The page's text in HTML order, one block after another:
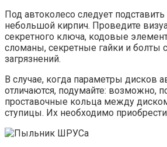
Под автоколесо следует
небольшой кирпич. Проведите
секретного ключа, кодовые
сломаны, секретные гайки и болты
загрязнений.
В случае, когда параметры дисков
отличаются, подумайте: возможно,
проставочные кольца между
ступицы. Их необходимо